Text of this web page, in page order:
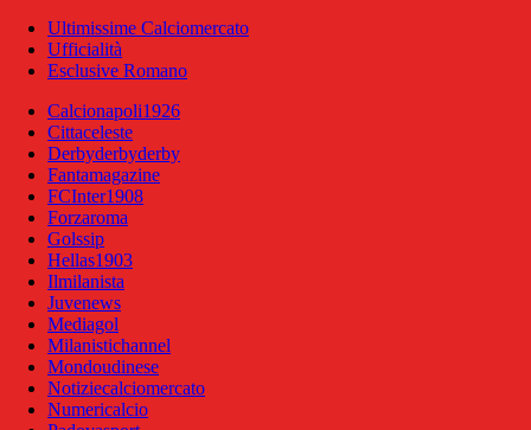
Ultimissime Calciomercato
Ufficialità
Esclusive Romano
Calcionapoli1926
Cittaceleste
Derbyderbyderby
Fantamagazine
FCInter1908
Forzaroma
Golssip
Hellas1903
Ilmilanista
Juvenews
Mediagol
Milanistichannel
Mondoudinese
Notiziecalciomercato
Numericalcio